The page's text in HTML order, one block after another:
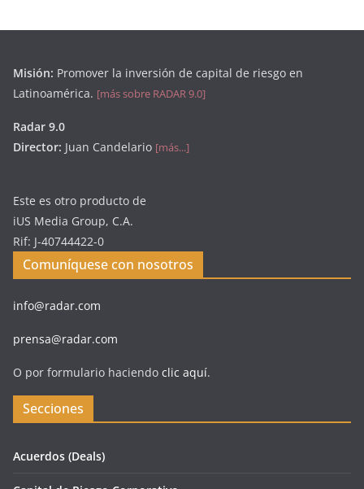
Misión: Promover la inversión de capital de riesgo en
Latinoamérica. [más sobre RADAR 9.0]
Radar 9.0
Director: Juan Candelario [más...]
Este es otro producto de
iUS Media Group, C.A.
Rif: J-40744422-0
Comuníquese con nosotros
info@radar.com
prensa@radar.com
O por formulario haciendo clic aquí.
Secciones
Acuerdos (Deals)